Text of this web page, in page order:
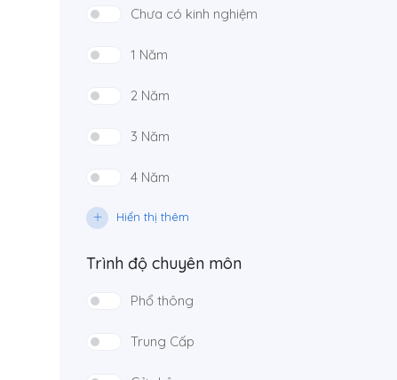
Chưa có kinh nghiệm
1 Năm
2 Năm
3 Năm
4 Năm
Hiển thị thêm
Trình độ chuyên môn
Phổ thông
Trung Cấp